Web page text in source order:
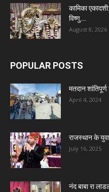
कामिका
विष्णु...
August 8, 2026
POPULAR POSTS
मतदान
April 4, 2024
राजस्थान के
July 16, 2025
नंद बाबा रा